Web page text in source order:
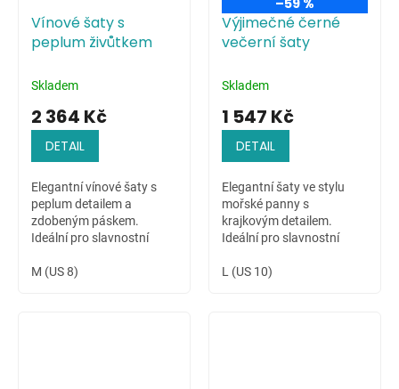
Vínové šaty s
peplum živůtkem
Skladem
2 364 Kč
DETAIL
Elegantní vínové šaty s
peplum detailem a
zdobeným páskem.
Ideální pro slavnostní
M (US 8)
Výjimečné černé
večerní šaty
Skladem
1 547 Kč
DETAIL
Elegantní šaty ve stylu
mořské panny s
krajkovým detailem.
Ideální pro slavnostní
L (US 10)